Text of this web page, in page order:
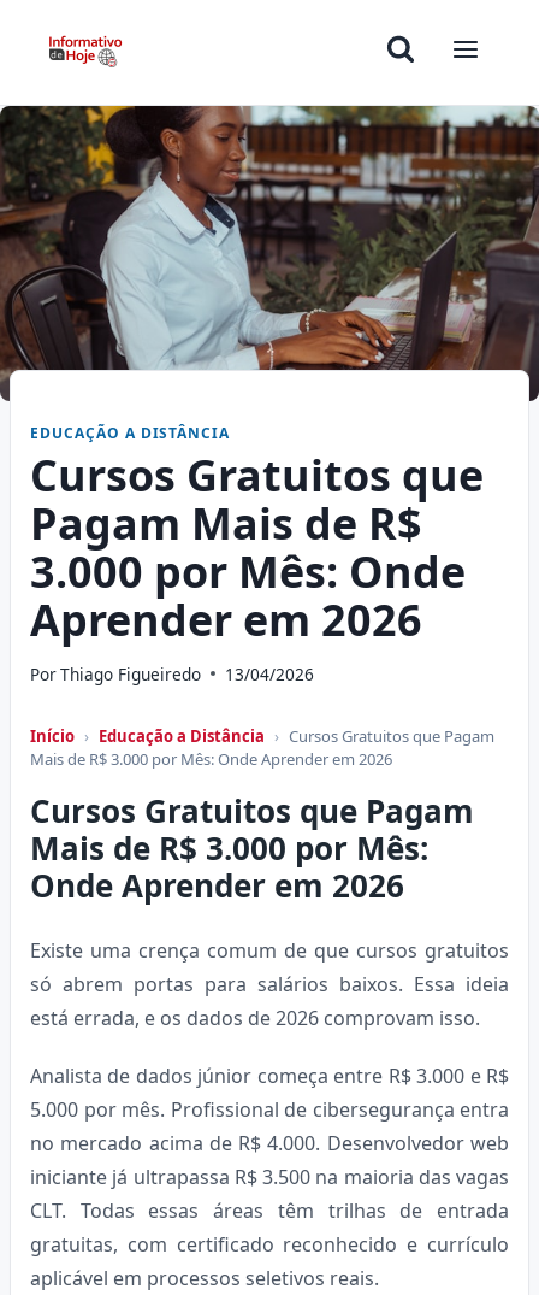
EDUCAÇÃO A DISTÂNCIA
Cursos Gratuitos que
Pagam Mais de R$
3.000 por Mês: Onde
Aprender em 2026
PorThiago Figueiredo 13/04/2026
Início › Educação a Distância › Cursos Gratuitos que Pagam
Mais de R$ 3.000 por Mês: Onde Aprender em 2026
Cursos Gratuitos que Pagam
Mais de R$ 3.000 por Mês:
Onde Aprender em 2026
Existe uma crença comum de que cursos gratuitos
só abrem portas para salários baixos. Essa ideia
está errada, e os dados de 2026 comprovam isso.
Analista de dados júnior começa entre R$ 3.000 e R$
5.000 por mês. Profissional de cibersegurança entra
no mercado acima de R$ 4.000. Desenvolvedor web
iniciante já ultrapassa R$ 3.500 na maioria das vagas
CLT. Todas essas áreas têm trilhas de entrada
gratuitas, com certificado reconhecido e currículo
aplicável em processos seletivos reais.